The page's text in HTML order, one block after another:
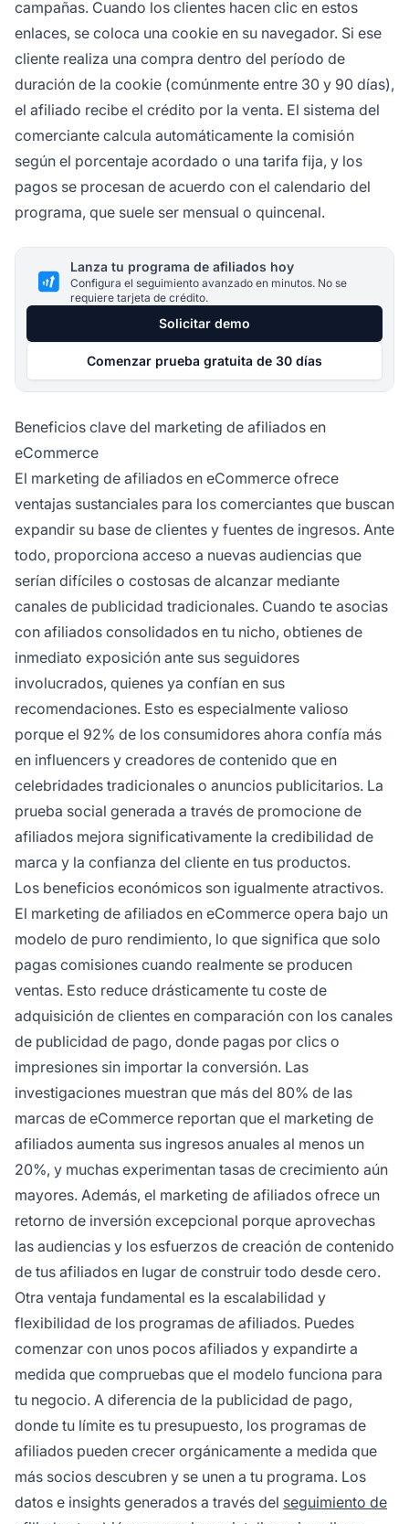
campañas. Cuando los clientes hacen clic en estos
enlaces, se coloca una cookie en su navegador. Si ese
cliente realiza una compra dentro del período de
duración de la cookie (comúnmente entre 30 y 90 días),
el afiliado recibe el crédito por la venta. El sistema del
comerciante calcula automáticamente la comisión
según el porcentaje acordado o una tarifa fija, y los
pagos se procesan de acuerdo con el calendario del
programa, que suele ser mensual o quincenal.
Lanza tu programa de afiliados hoy
Configura el seguimiento avanzado en minutos. No se
requiere tarjeta de crédito.
Solicitar demo
Comenzar prueba gratuita de 30 días
Beneficios clave del marketing de afiliados en
eCommerce
El marketing de afiliados en eCommerce ofrece
ventajas sustanciales para los comerciantes que buscan
expandir su base de clientes y fuentes de ingresos. Ante
todo, proporciona acceso a nuevas audiencias que
serían difíciles o costosas de alcanzar mediante
canales de publicidad tradicionales. Cuando te asocias
con afiliados consolidados en tu nicho, obtienes de
inmediato exposición ante sus seguidores
involucrados, quienes ya confían en sus
recomendaciones. Esto es especialmente valioso
porque el 92% de los consumidores ahora confía más
en influencers y creadores de contenido que en
celebridades tradicionales o anuncios publicitarios. La
prueba social generada a través de promocione de
afiliados mejora significativamente la credibilidad de
marca y la confianza del cliente en tus productos.
Los beneficios económicos son igualmente atractivos.
El marketing de afiliados en eCommerce opera bajo un
modelo de puro rendimiento, lo que significa que solo
pagas comisiones cuando realmente se producen
ventas. Esto reduce drásticamente tu coste de
adquisición de clientes en comparación con los canales
de publicidad de pago, donde pagas por clics o
impresiones sin importar la conversión. Las
investigaciones muestran que más del 80% de las
marcas de eCommerce reportan que el marketing de
afiliados aumenta sus ingresos anuales al menos un
20%, y muchas experimentan tasas de crecimiento aún
mayores. Además, el marketing de afiliados ofrece un
retorno de inversión excepcional porque aprovechas
las audiencias y los esfuerzos de creación de contenido
de tus afiliados en lugar de construir todo desde cero.
Otra ventaja fundamental es la escalabilidad y
flexibilidad de los programas de afiliados. Puedes
comenzar con unos pocos afiliados y expandirte a
medida que compruebas que el modelo funciona para
tu negocio. A diferencia de la publicidad de pago,
donde tu límite es tu presupuesto, los programas de
afiliados pueden crecer orgánicamente a medida que
más socios descubren y se unen a tu programa. Los
datos e insights generados a través del seguimiento de